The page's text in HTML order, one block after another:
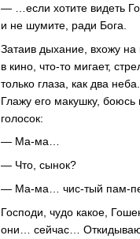
— …если хотите видеть
и не шумите, ради Бога.
Затаив дыхание, вхожу на
в кино, что-то мигает,
только глаза, как два
Глажу его макушку, боюсь
голосок:
— Ма-ма…
— Что, сынок?
— Ма-ма… чис-тый пам-
Господи, чудо какое,
они… сейчас… Откидываю